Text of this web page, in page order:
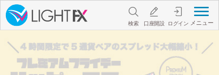
メニュー
検索 口座開設 ログイン